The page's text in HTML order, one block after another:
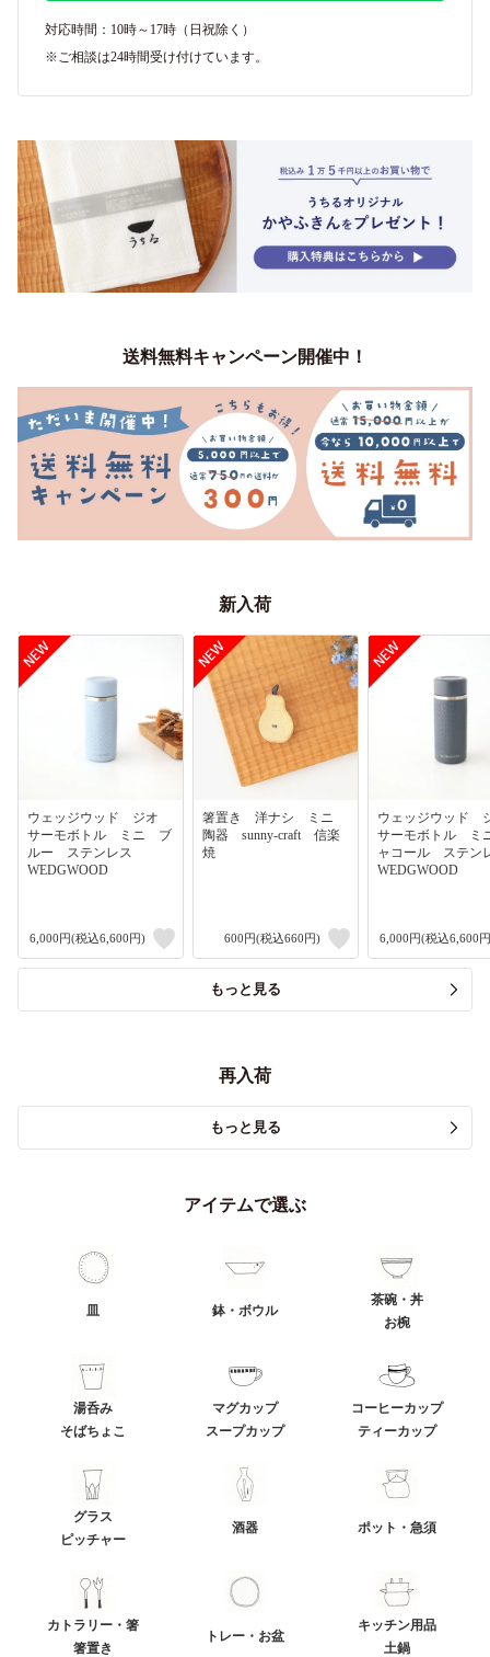
対応時間：10時～17時（日祝除く）
※ご相談は24時間受け付けています。
送料無料キャンペーン開催中！
新入荷
ウェッジウッド ジオ
サーモボトル ミニ ブ
ルー ステンレス
WEDGWOOD
6,000円(税込6,600円)
箸置き 洋ナシ ミニ
陶器 sunny-craft 信楽
焼
600円(税込660円)
ウェッジウッド
サーモボトル
ャコール ステ
WEDGWOOD
6,000円(税込6,600
もっと見る
再入荷
もっと見る
アイテムで選ぶ
皿 鉢・ボウル
茶碗・丼
お椀
湯呑み
そばちょこ
マグカップ
スープカップ
コーヒーカップ
ティーカップ
グラス
ピッチャー
酒器 ポット・急須
カトラリー・箸
箸置き
トレー・お盆
キッチン用品
土鍋